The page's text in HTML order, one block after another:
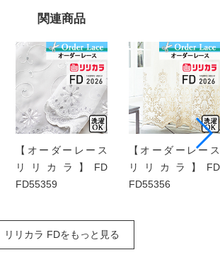
関連商品
【オーダーレース
リリカラ】FD
FD55359
【オーダーレース
リリカラ】FD
FD55356
リリカラ FDをもっと見る